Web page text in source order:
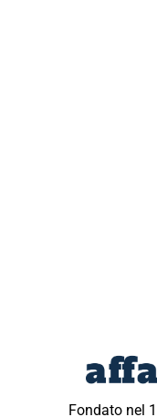
Fondato nel